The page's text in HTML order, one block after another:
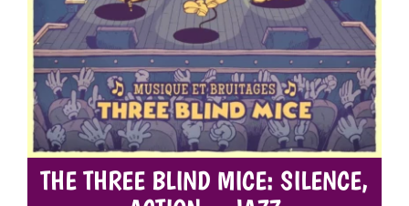
THE THREE BLIND MICE: SILENCE,